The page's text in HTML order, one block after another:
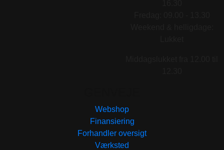
Webshop
Finansiering
Forhandler oversigt
Værksted